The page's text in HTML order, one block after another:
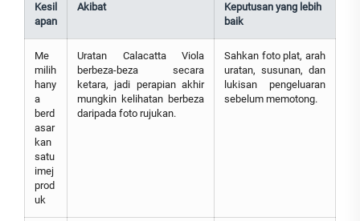
Kesil
apan
Akibat
Keputusan yang lebih
baik
Me
milih
hany
a
berd
asar
kan
satu
imej
prod
uk
Uratan Calacatta Viola
berbeza-beza secara
ketara, jadi perapian akhir
mungkin kelihatan berbeza
daripada foto rujukan.
Sahkan foto plat, arah
uratan, susunan, dan
lukisan pengeluaran
sebelum memotong.